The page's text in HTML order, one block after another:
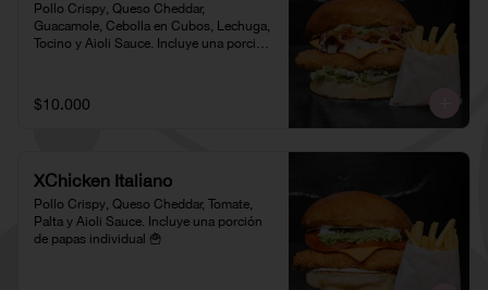
Pollo Crispy, Queso Cheddar,
Guacamole, Cebolla en Cubos, Lechuga,
Tocino y Aioli Sauce. Incluye una porción
$10.000
XChicken Italiano
Pollo Crispy, Queso Cheddar, Tomate,
Palta y Aioli Sauce. Incluye una porción
de papas individual 🍟